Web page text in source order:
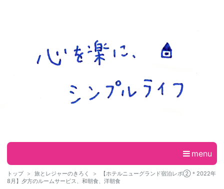
menu
トップ > 旅とレジャーのきろく >
【ホテルニューグランド宿泊レポ②＊2022年
8月】夕方のルームサービス、和朝食、洋朝食